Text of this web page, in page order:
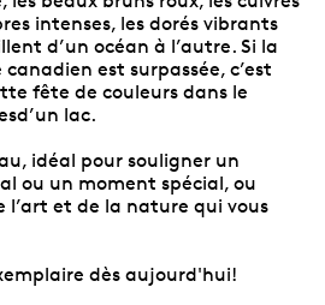
intenses, les dorés vibrants
d’un océan à l’autre. Si la
est surpassée, c’est
fête de couleurs dans le
lac.
idéal pour souligner un
ou un moment spécial, ou
l’art et de la nature qui vous
dès aujourd'hui!